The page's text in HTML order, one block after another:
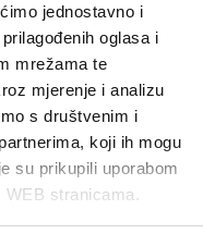
jednostavno i
oglasa i
mrežama te
mjerenje i analizu
s društvenim i
koji ih mogu
su prikupili uporabom
WEB stranicama.